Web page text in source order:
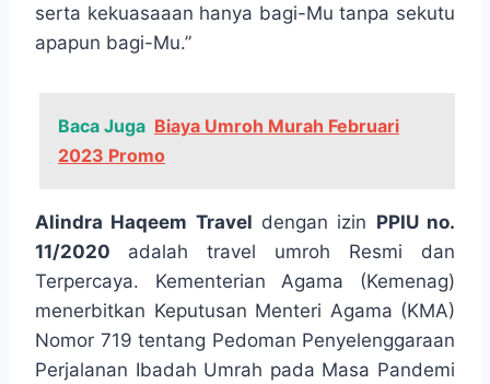
serta kekuasaaan hanya bagi-Mu tanpa sekutu
apapun bagi-Mu.”
Baca Juga Biaya Umroh Murah Februari
2023 Promo
Alindra Haqeem Travel dengan izin PPIU no.
11/2020 adalah travel umroh Resmi dan
Terpercaya. Kementerian Agama (Kemenag)
menerbitkan Keputusan Menteri Agama (KMA)
Nomor 719 tentang Pedoman Penyelenggaraan
Perjalanan Ibadah Umrah pada Masa Pandemi